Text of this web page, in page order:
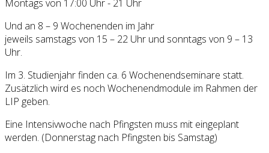
Montags von 17:00 Uhr - 21 Uhr
Und an 8 – 9 Wochenenden im Jahr
jeweils samstags von 15 – 22 Uhr und sonntags von 9 – 13
Uhr.
Im 3. Studienjahr finden ca. 6 Wochenendseminare statt.
Zusätzlich wird es noch Wochenendmodule im Rahmen der
LIP geben.
Eine Intensivwoche nach Pfingsten muss mit eingeplant
werden. (Donnerstag nach Pfingsten bis Samstag)